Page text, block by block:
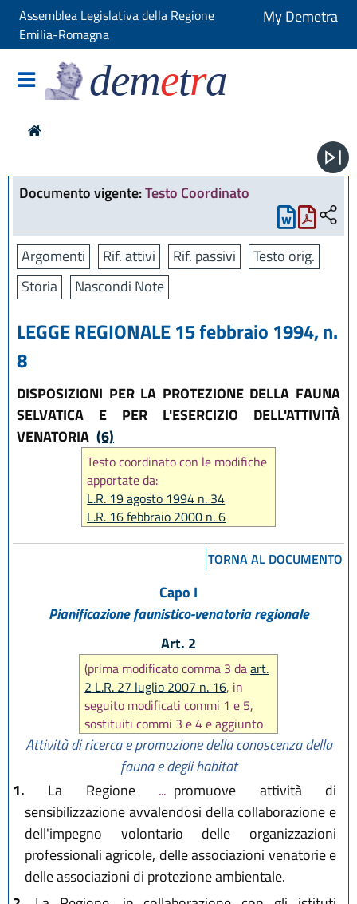
Assemblea Legislativa della Regione
Emilia-Romagna
My Demetra
demetra
Documento vigente:Testo Coordinato
Argomenti Rif. attivi Rif. passivi
Testo orig.
Storia
Nascondi Note
LEGGE REGIONALE 15 febbraio 1994, n.
8
DISPOSIZIONI PER LA PROTEZIONE DELLA FAUNA
SELVATICA E PER L'ESERCIZIO DELL'ATTIVITÀ
VENATORIA (6)
Testo coordinato con le modifiche
apportate da:
L.R. 19 agosto 1994 n. 34
L.R. 16 febbraio 2000 n. 6
L.R. 13 novembre 2001 n. 38
L.R. 12 luglio 2002 n. 15
L.R. 26 luglio 2003 n. 15
L.R. 17 febbraio 2005 n. 6
L.R. 22 dicembre 2005 n. 23
L.R. 27 luglio 2007 n. 16
L.R. 2 marzo 2009 n. 1
L.R. 26 luglio 2011 n. 10
L.R. 28 luglio 2011 n. 12
L.R. 25 luglio 2013 n. 9
L.R. 20 dicembre 2013 n. 28
L.R. 26 febbraio 2016, n. 1
L.R. 30 maggio 2016, n. 9
L.R. 29 luglio 2016, n. 13
L.R. 23 dicembre 2016, n. 25
L.R. 18 luglio 2017, n. 14
L.R. 27 dicembre 2017, n. 25
L.R. 6 novembre 2019, n. 23
L.R. 28 dicembre 2021, n. 19
TORNA AL DOCUMENTO
Capo I
Pianificazione faunistico-venatoria regionale
Art. 2
(prima modificato comma 3 daart.
2 L.R. 27 luglio 2007 n. 16, in
seguito modificati commi 1 e 5,
sostituiti commi 3 e 4 e aggiunto
comma 5 bis daart. 1 L.R. 26
febbraio 2016, n. 1)
Attività di ricerca e promozione della conoscenza della
fauna e degli habitat
1. La Regione ... promuove attività di
sensibilizzazione avvalendosi della collaborazione e
dell'impegno volontario delle organizzazioni
professionali agricole, delle associazioni venatorie e
delle associazioni di protezione ambientale.